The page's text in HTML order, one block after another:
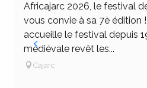
Africajarc 2026, le festival
vous convie à sa 7è édition
accueille le festival depuis
médiévale revêt les...
Cajarc